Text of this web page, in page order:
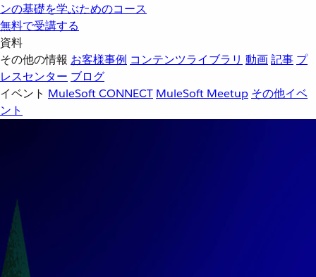
ンの基礎を学ぶためのコース
無料で受講する
資料
その他の情報 お客様事例 コンテンツライブラリ 動画記事 プ
レスセンター ブログ
イベント MuleSoft CONNECT MuleSoft Meetup その他イベ
ント